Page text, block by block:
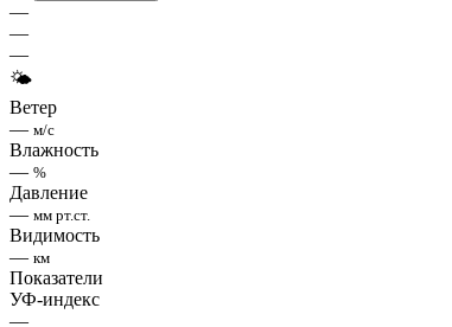
—
—
—
🌤
Ветер
— м/с
Влажность
— %
Давление
— мм рт.ст.
Видимость
— км
Показатели
УФ-индекс
—